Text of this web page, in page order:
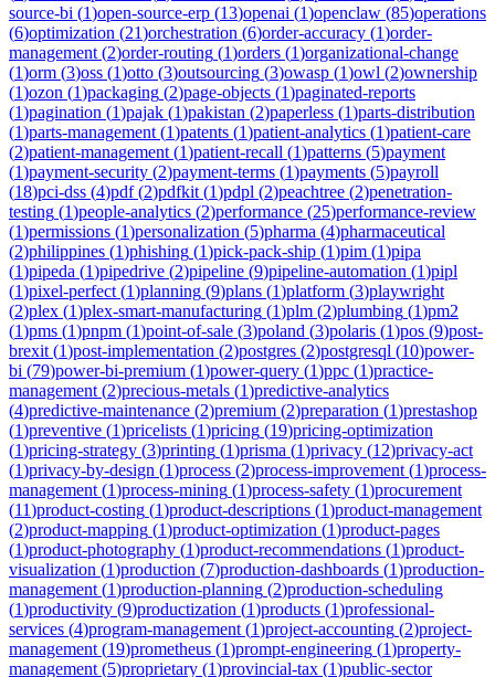
source-bi (1)open-source-erp (13)openai (1)openclaw (85)operations
(6)optimization (21)orchestration (6)order-accuracy (1)order-
management (2)order-routing (1)orders (1)organizational-change
(1)orm (3)oss (1)otto (3)outsourcing (3)owasp (1)owl (2)ownership
(1)ozon (1)packaging (2)page-objects (1)paginated-reports
(1)pagination (1)pajak (1)pakistan (2)paperless (1)parts-distribution
(1)parts-management (1)patents (1)patient-analytics (1)patient-care
(2)patient-management (1)patient-recall (1)patterns (5)payment
(1)payment-security (2)payment-terms (1)payments (5)payroll
(18)pci-dss (4)pdf(2)pdfkit (1)pdpl (2)peachtree (2)penetration-
testing (1)people-analytics (2)performance (25)performance-review
(1)permissions (1)personalization (5)pharma (4)pharmaceutical
(2)philippines (1)phishing (1)pick-pack-ship (1)pim (1)pipa
(1)pipeda (1)pipedrive (2)pipeline (9)pipeline-automation (1)pipl
(1)pixel-perfect (1)planning (9)plans (1)platform (3)playwright
(2)plex (1)plex-smart-manufacturing (1)plm (2)plumbing (1)pm2
(1)pms (1)pnpm (1)point-of-sale (3)poland (3)polaris (1)pos (9)post-
brexit (1)post-implementation (2)postgres (2)postgresql (10)power-
bi (79)power-bi-premium (1)power-query (1)ppc (1)practice-
management (2)precious-metals (1)predictive-analytics
(4)predictive-maintenance (2)premium (2)preparation (1)prestashop
(1)preventive (1)pricelists (1)pricing (19)pricing-optimization
(1)pricing-strategy (3)printing (1)prisma (1)privacy (12)privacy-act
(1)privacy-by-design (1)process (2)process-improvement (1)process-
management (1)process-mining (1)process-safety (1)procurement
(11)product-costing (1)product-descriptions (1)product-management
(2)product-mapping (1)product-optimization (1)product-pages
(1)product-photography (1)product-recommendations (1)product-
visualization (1)production (7)production-dashboards (1)production-
management (1)production-planning (2)production-scheduling
(1)productivity (9)productization (1)products (1)professional-
services (4)program-management (1)project-accounting (2)project-
management (19)prometheus (1)prompt-engineering (1)property-
management (5)proprietary (1)provincial-tax (1)public-sector